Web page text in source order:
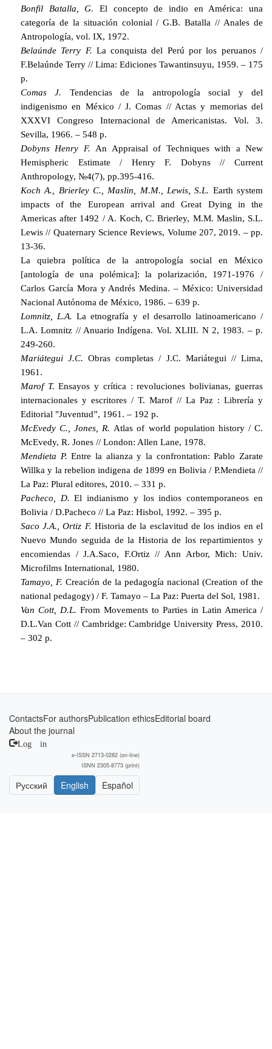
Bonfil Batalla, G. El concepto de indio en América: una
categoría de la situación colonial / G.B. Batalla // Anales de
Antropología, vol. IX, 1972.
Belaúnde Terry F. La conquista del Perú por los peruanos /
F.Belaúnde Terry // Lima: Ediciones Tawantinsuyu, 1959. – 175
p.
Comas J. Tendencias de la antropología social y del
indigenismo en México / J. Comas // Actas y memorias del
XXXVI Congreso Internacional de Americanistas.Vol. 3.
Sevilla, 1966. – 548 p.
Dobyns Henry F. An Appraisal of Techniques with a New
Hemispheric Estimate / Henry F. Dobyns // Current
Anthropology, №4(7), pp.395-416.
Koch A., Brierley C., Maslin, M.M., Lewis, S.L. Earth system
impacts of the European arrival and Great Dying in the
Americas after 1492 / A. Koch, C. Brierley, M.M. Maslin, S.L.
Lewis // Quaternary Science Reviews, Volume 207, 2019. – pp.
13-36.
La quiebra política de la antropología social en México
[antología de una polémica]: la polarización, 1971-1976 /
Carlos García Mora y Andrés Medina. – México: Universidad
Nacional Autónoma de México, 1986. – 639 p.
Lomnitz, L.A. La etnografía y el desarrollo latinoamericano /
L.A. Lomnitz // Anuario Indígena. Vol. XLIII. N 2, 1983. – p.
249-260.
Mariátegui J.C.Obras completas / J.C. Mariátegui // Lima,
1961.
Marof T. Ensayos y crítica : revoluciones bolivianas, guerras
internacionales y escritores / T. Marof // La Paz : Librería y
Editorial "Juventud”, 1961. – 192 p.
McEvedy C., Jones, R. Atlas of world population history / C.
McEvedy, R. Jones // London: Allen Lane, 1978.
Mendieta P. Entre la alianza у la confrontation: Pablo Zarate
Willka у la rebelion indigena de 1899 en Bolivia / P.Mendieta //
La Paz: Plural editores, 2010. – 331 p.
Pacheco, D. El indianismo у los indios contemporaneos en
Bolivia / D.Pacheco // La Paz: Hisbol, 1992. – 395 p.
Saco J.A., Ortiz F. Historia de la esclavitud de los indios en el
Nuevo Mundo seguida de la Historia de los repartimientos y
encomiendas / J.A.Saco, F.Ortiz // Ann Arbor, Mich: Univ.
Microfilms International, 1980.
Tamayo, F. Creación de la pedagogía nacional (Creation of the
national pedagogy) / F. Tamayo – La Paz: Puerta del Sol, 1981.
Van Cott, D.L. From Movements to Parties in Latin America /
D.L.Van Cott // Cambridge: Cambridge University Press, 2010.
– 302 p.
ContactsFor authorsPublication ethicsEditorial board
About the journal
Log in
e-ISSN 2713-0282 (on-line)
ISNN 2305-8773 (print)
Русский English Español